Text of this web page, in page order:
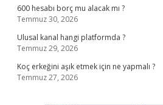
600 hesabı borç mu alacak mı ?
Temmuz 30, 2026
Ulusal kanal hangi platformda ?
Temmuz 29, 2026
Koç erkeğini aşık etmek için ne yapmalı ?
Temmuz 27, 2026